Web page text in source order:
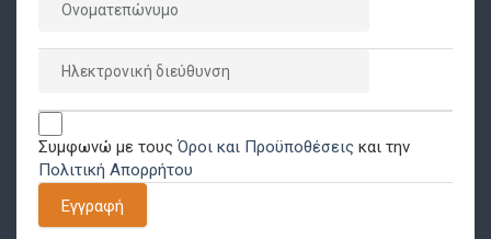
Συμφωνώ με τουςΌροι και Προϋποθέσεις και την
Πολιτική Απορρήτου